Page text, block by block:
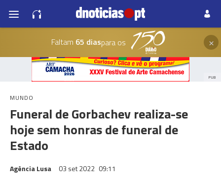
Faltam 65 diaspara os ×
PUB
MUNDO
Funeral de Gorbachev realiza-se
hoje sem honras de funeral de
Estado
Agência Lusa 03 set 2022 09:11